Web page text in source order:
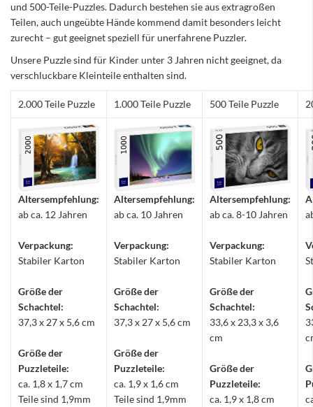
und 500-Teile-Puzzles. Dadurch bestehen sie aus extragroßen
Teilen, auch ungeübte Hände kommend damit besonders leicht
zurecht – gut geeignet speziell für unerfahrene Puzzler.
Unsere Puzzle sind für Kinder unter 3 Jahren nicht geeignet, da
verschluckbare Kleinteile enthalten sind.
2.000 Teile Puzzle 1.000 Teile Puzzle 500 Teile Puzzle
Altersempfehlung:
ab ca. 12 Jahren
Verpackung:
Stabiler Karton
Größe der
Schachtel:
37,3 x 27 x 5,6 cm
Größe der
Puzzleteile:
ca. 1,8 x 1,7 cm
Teile sind 1,9mm
Altersempfehlung:
ab ca. 10 Jahren
Verpackung:
Stabiler Karton
Größe der
Schachtel:
37,3 x 27 x 5,6 cm
Größe der
Puzzleteile:
ca. 1,9 x 1,6 cm
Teile sind 1,9mm
Altersempfehlung:
ab ca. 8-10 Jahren
Verpackung:
Stabiler Karton
Größe der
Schachtel:
33,6 x 23,3 x 3,6
cm
Größe der
Puzzleteile:
ca. 1,9 x 1,8 cm